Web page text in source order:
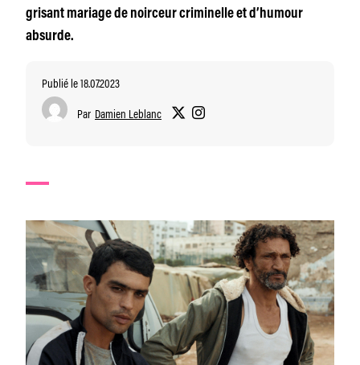
grisant mariage de noirceur criminelle et d’humour
absurde.
Publié le 18.07.2023
Par Damien Leblanc